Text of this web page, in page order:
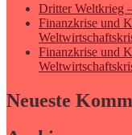
Dritter Weltkrieg
Finanzkrise und
Finanzkrise und
Neueste